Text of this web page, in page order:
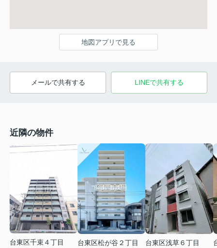
地図アプリで見る
メールで共有する LINEで共有する
近隣の物件
台東区千束４丁目
台東区松が谷２丁目
台東区浅草６丁目